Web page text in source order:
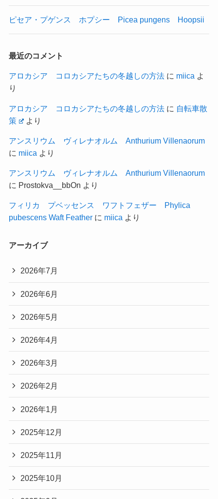
ピセア・プゲンス ホプシー Picea pungens Hoopsii
最近のコメント
アロカシア コロカシアたちの冬越しの方法に miica よ
り
アロカシア コロカシアたちの冬越しの方法に 自転車散
策
より
アンスリウム ヴィレナオルム Anthurium Villenaorum
に miica より
アンスリウム ヴィレナオルム Anthurium Villenaorum
に Prostokva__bbOn より
フィリカ プベッセンス ワフトフェザー Phylica
pubescens Waft Featherに miica より
アーカイブ
2026年7月
2026年6月
2026年5月
2026年4月
2026年3月
2026年2月
2026年1月
2025年12月
2025年11月
2025年10月